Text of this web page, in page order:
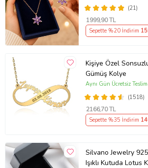
(21)
1999,90 TL
Sepette %20 İndirim
Kişiye Özel
Gümüş Kolye
(1518)
Aynı Gün Ücretsiz
2166,70 TL
Sepette %35 İndirim
Silvano Jewelry
Işıklı Kutuda Lotus